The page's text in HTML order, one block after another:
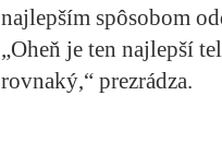
najlepším spôsobom
„Oheň je ten najlepší
rovnaký,“ prezrádza.